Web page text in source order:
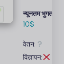
व्यक्ति को
शीघ्रता से और
परेशानी के
अतिरिक्त आय
न्यूनतम भुगतान:
10$
वेतन:
विज्ञापन: